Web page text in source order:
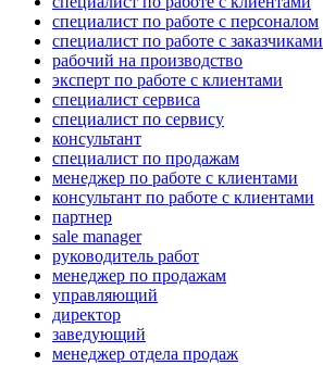
специалист по работе с персоналом
специалист по работе с заказчиками
рабочий на производство
эксперт по работе с клиентами
специалист сервиса
специалист по сервису
консультант
специалист по продажам
менеджер по работе с клиентами
консультант по работе с клиентами
партнер
sale manager
руководитель работ
менеджер по продажам
управляющий
директор
заведующий
менеджер отдела продаж